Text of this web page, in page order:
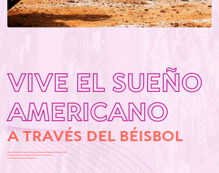
VIVE EL SUEÑO
AMERICANO
A TRAVÉS DEL BÉISBOL